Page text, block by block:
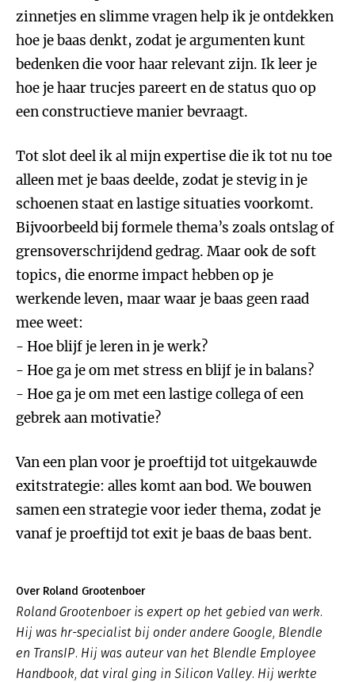
zinnetjes en slimme vragen help ik je ontdekken
hoe je baas denkt, zodat je argumenten kunt
bedenken die voor haar relevant zijn. Ik leer je
hoe je haar trucjes pareert en de status quo op
een constructieve manier bevraagt.
Tot slot deel ik al mijn expertise die ik tot nu toe
alleen met je baas deelde, zodat je stevig in je
schoenen staat en lastige situaties voorkomt.
Bijvoorbeeld bij formele thema’s zoals ontslag of
grensoverschrijdend gedrag. Maar ook de soft
topics, die enorme impact hebben op je
werkende leven, maar waar je baas geen raad
mee weet:
- Hoe blijf je leren in je werk?
- Hoe ga je om met stress en blijf je in balans?
- Hoe ga je om met een lastige collega of een
gebrek aan motivatie?
Van een plan voor je proeftijd tot uitgekauwde
exitstrategie: alles komt aan bod. We bouwen
samen een strategie voor ieder thema, zodat je
vanaf je proeftijd tot exit je baas de baas bent.
Over Roland Grootenboer
Roland Grootenboer is expert op het gebied van werk.
Hij was hr-specialist bij onder andere Google, Blendle
en TransIP. Hij was auteur van het Blendle Employee
Handbook, dat viral ging in Silicon Valley. Hij werkte